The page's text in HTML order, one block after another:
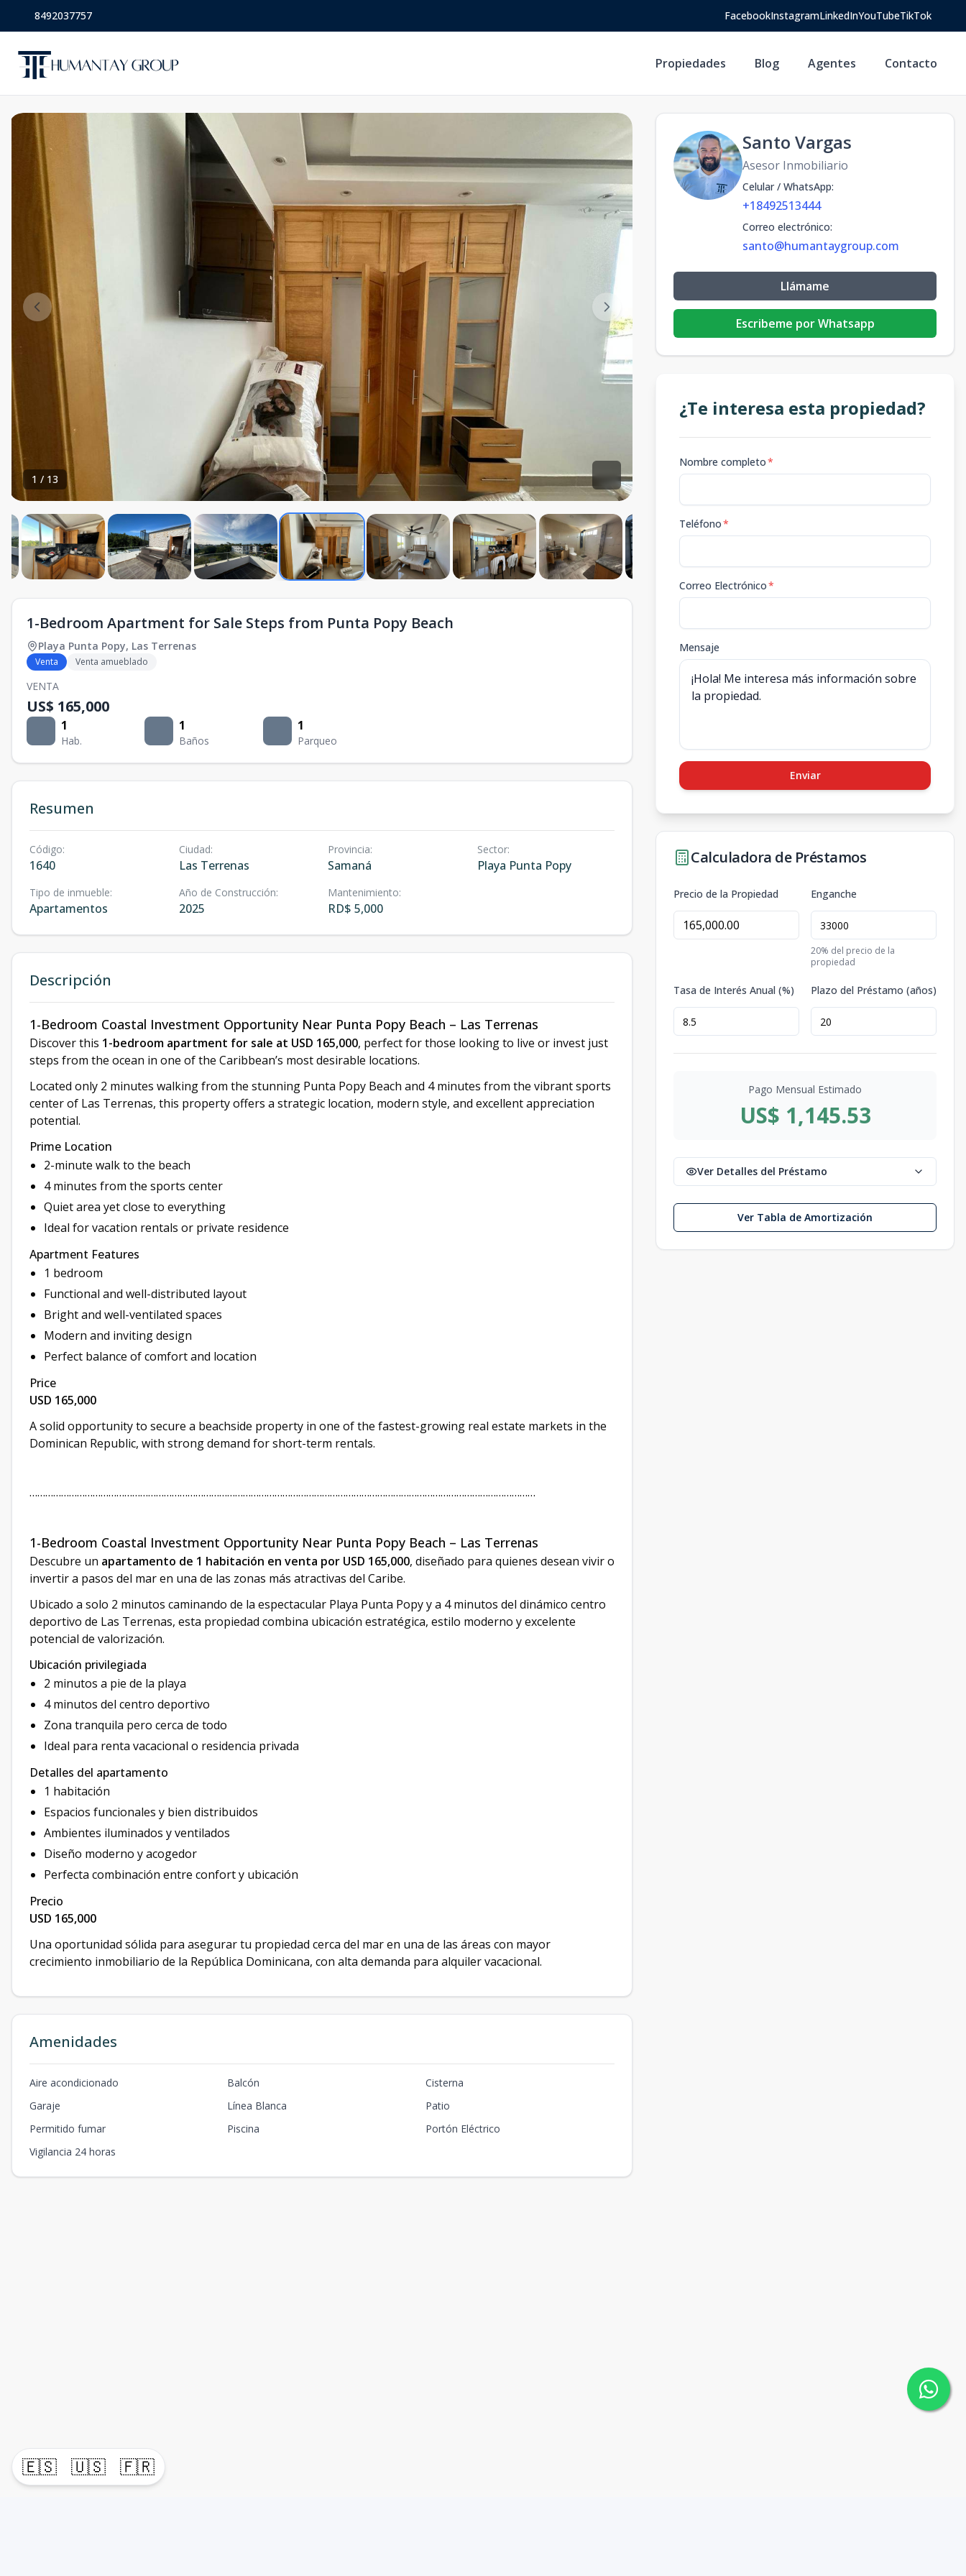
🇪🇸 🇺🇸 🇫🇷
8492037757 FacebookInstagramLinkedInYouTubeTikTok
Propiedades Blog Agentes Contacto
1 / 13
1-Bedroom Apartment for Sale Steps from Punta Popy Beach
Playa Punta Popy, Las Terrenas
Venta Venta amueblado
VENTA
US$ 165,000
1
Hab.
1
Baños
1
Parqueo
Resumen
Código:
1640
Ciudad:
Las Terrenas
Provincia:
Samaná
Sector:
Playa Punta Popy
Tipo de inmueble:
Apartamentos
Año de Construcción:
2025
Mantenimiento:
RD$ 5,000
Descripción
1-Bedroom Coastal Investment Opportunity Near Punta Popy Beach – Las Terrenas
Discover this 1-bedroom apartment for sale at USD 165,000, perfect for those looking to live or invest just
steps from the ocean in one of the Caribbean’s most desirable locations.
Located only 2 minutes walking from the stunning Punta Popy Beach and 4 minutes from the vibrant sports
center of Las Terrenas, this property offers a strategic location, modern style, and excellent appreciation
potential.
Prime Location
2-minute walk to the beach
4 minutes from the sports center
Quiet area yet close to everything
Ideal for vacation rentals or private residence
Apartment Features
1 bedroom
Functional and well-distributed layout
Bright and well-ventilated spaces
Modern and inviting design
Perfect balance of comfort and location
Price
USD 165,000
A solid opportunity to secure a beachside property in one of the fastest-growing real estate markets in the
Dominican Republic, with strong demand for short-term rentals.
…………………………………………………………………………………………………………………………………………………………………………
1-Bedroom Coastal Investment Opportunity Near Punta Popy Beach – Las Terrenas
Descubre un apartamento de 1 habitación en venta por USD 165,000, diseñado para quienes desean vivir o
invertir a pasos del mar en una de las zonas más atractivas del Caribe.
Ubicado a solo 2 minutos caminando de la espectacular Playa Punta Popy y a 4 minutos del dinámico centro
deportivo de Las Terrenas, esta propiedad combina ubicación estratégica, estilo moderno y excelente
potencial de valorización.
Ubicación privilegiada
2 minutos a pie de la playa
4 minutos del centro deportivo
Zona tranquila pero cerca de todo
Ideal para renta vacacional o residencia privada
Detalles del apartamento
1 habitación
Espacios funcionales y bien distribuidos
Ambientes iluminados y ventilados
Diseño moderno y acogedor
Perfecta combinación entre confort y ubicación
Precio
USD 165,000
Una oportunidad sólida para asegurar tu propiedad cerca del mar en una de las áreas con mayor
crecimiento inmobiliario de la República Dominicana, con alta demanda para alquiler vacacional.
Amenidades
Aire acondicionado Balcón
Cisterna
Garaje
Línea Blanca
Patio
Permitido fumar
Piscina
Portón Eléctrico
Vigilancia 24 horas
Santo Vargas
Asesor Inmobiliario
Celular / WhatsApp:
+18492513444
Correo electrónico:
santo@humantaygroup.com
Llámame
Escribeme por Whatsapp
¿Te interesa esta propiedad?
Nombre completo*
Teléfono*
Correo Electrónico*
Mensaje
Enviar
Calculadora de Préstamos
Precio de la Propiedad Enganche
20% del precio de la
propiedad
Tasa de Interés Anual (%) Plazo del Préstamo (años)
Pago Mensual Estimado
US$ 1,145.53
Ver Detalles del Préstamo
Ver Tabla de Amortización